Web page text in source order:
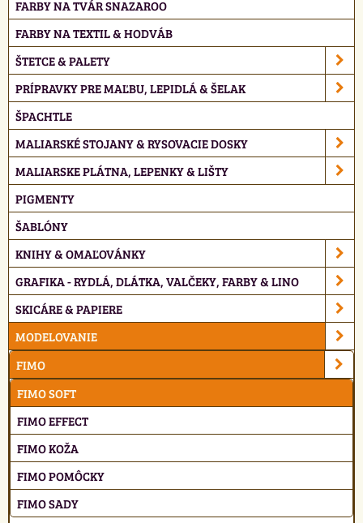
FARBY NA TVÁR SNAZAROO
FARBY NA TEXTIL & HODVÁB
ŠTETCE & PALETY
PRÍPRAVKY PRE MAĽBU, LEPIDLÁ & ŠELAK
ŠPACHTLE
MALIARSKÉ STOJANY & RYSOVACIE DOSKY
MALIARSKE PLÁTNA, LEPENKY & LIŠTY
PIGMENTY
ŠABLÓNY
KNIHY & OMAĽOVÁNKY
GRAFIKA - RYDLÁ, DLÁTKA, VALČEKY, FARBY & LINO
SKICÁRE & PAPIERE
MODELOVANIE
FIMO
FIMO SOFT
FIMO EFFECT
FIMO KOŽA
FIMO POMÔCKY
FIMO SADY